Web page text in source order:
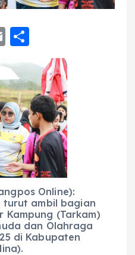
E
ai
l
a
re
Online):
turut ambil bagian
Kampung (Tarkam)
dan Olahraga
di Kabupaten